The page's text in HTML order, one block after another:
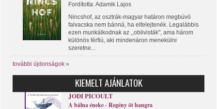
Fordította: Adamik Lajos
Nincshof, az osztrák-magyar határon megbúvó
falvacska nem bánná, ha elfelejtenék. Legalábbis
ezen munkálkodnak az ,,oblivisták", ama három
különös férfiú, aki mindenáron menekülni
szeretne...
további újdonságok »
KIEMELT AJÁNLATOK
JODI PICOULT
A bálna éneke - Regény öt hangra